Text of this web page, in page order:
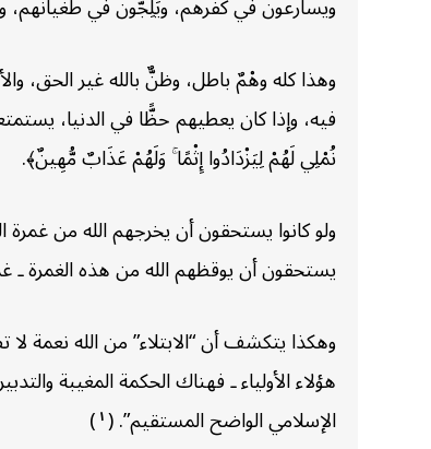
وهذا كله وهْمٌ باطل، وظنٌّ بالله غير الحق،
فيه، وإذا كان يعطيهم حظًّا في الدنيا،
نُمْلِي لَهُمْ لِيَزْدَادُوا إِثْمًا ۚ وَلَهُمْ عَذَابٌ مُّهِينٌ﴾.
ولو كانوا يستحقون أن يخرجهم الله من غمرة
يستحقون أن يوقظهم الله من هذه الغمرة ـ
وهكذا يتكشف أن “الابتلاء” من الله نعمة لا
هؤلاء الأولياء ـ فهناك الحكمة المغيبة
الإسلامي الواضح المستقيم”. (١ )